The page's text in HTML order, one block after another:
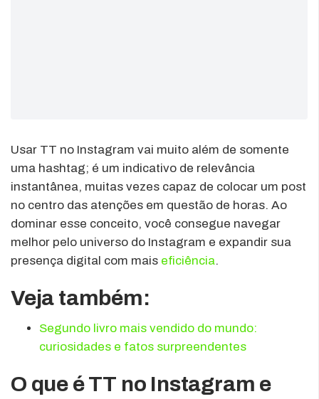
Usar TT no Instagram vai muito além de somente
uma hashtag; é um indicativo de relevância
instantânea, muitas vezes capaz de colocar um post
no centro das atenções em questão de horas. Ao
dominar esse conceito, você consegue navegar
melhor pelo universo do Instagram e expandir sua
presença digital com mais eficiência.
Veja também:
Segundo livro mais vendido do mundo:
curiosidades e fatos surpreendentes
O que é TT no Instagram e